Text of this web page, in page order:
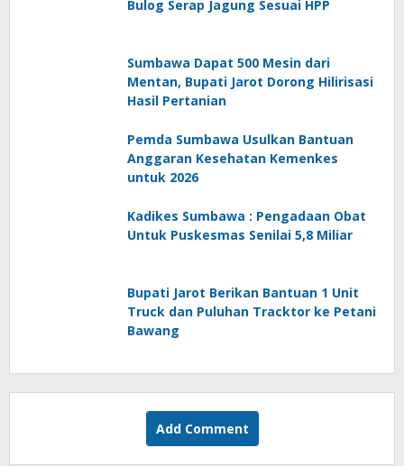
Bulog Serap Jagung Sesuai HPP
Sumbawa Dapat 500 Mesin dari
Mentan, Bupati Jarot Dorong Hilirisasi
Hasil Pertanian
Pemda Sumbawa Usulkan Bantuan
Anggaran Kesehatan Kemenkes
untuk 2026
Kadikes Sumbawa : Pengadaan Obat
Untuk Puskesmas Senilai 5,8 Miliar
Bupati Jarot Berikan Bantuan 1 Unit
Truck dan Puluhan Tracktor ke Petani
Bawang
Add Comment